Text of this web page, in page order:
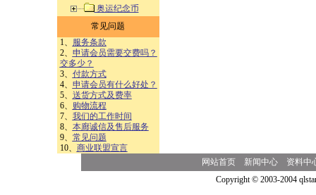
奥运纪念币
常见问题
1、
服务条款
2、 申请会员需要交费吗？
交多少？
3、 付款方式
4、 申请会员有什么好处？
5、 送货方式及费率
6、
购物流程
7、 我们的工作时间
8、 本廊诚信及售后服务
9、 常见问题
10、 商业联盟宣言
网站首页 新闻中心
资料中
Copyright © 2003-2004